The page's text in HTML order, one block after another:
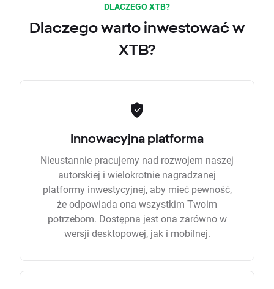
DLACZEGO XTB?
Dlaczego warto inwestować w
XTB?
Innowacyjna platforma
Nieustannie pracujemy nad rozwojem naszej
autorskiej i wielokrotnie nagradzanej
platformy inwestycyjnej, aby mieć pewność,
że odpowiada ona wszystkim Twoim
potrzebom. Dostępna jest ona zarówno w
wersji desktopowej, jak i mobilnej.